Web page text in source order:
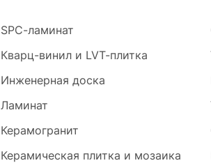
SPC-ламинат
Кварц-винил и LVT-плитка
Инженерная доска
Ламинат
Керамогранит
Керамическая плитка и мозаика